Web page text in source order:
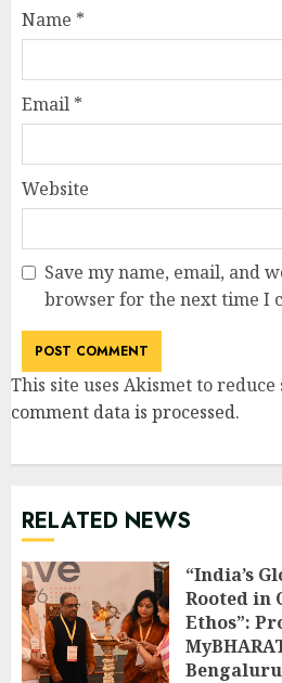
Name *
Email *
Website
Save my name, email, and
browser for the next time I
This site uses Akismet to reduce
comment data is processed.
RELATED NEWS
“India’s
Rooted in
Ethos”:
Bengaluru